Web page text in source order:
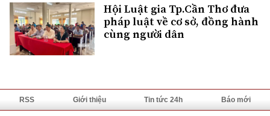
Hội Luật gia Tp.Cần Thơ đưa
pháp luật về cơ sở, đồng hành
cùng người dân
RSS Giới thiệu Tin tức 24h Báo mới